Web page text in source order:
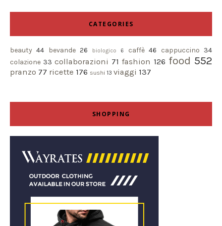
CATEGORIES
beauty 44 bevande 26 biologico 6 caffè 46 cappuccino 34
colazione 33 collaborazioni 71 fashion 126 food 552
pranzo 77 ricette 176 sushi 13 viaggi 137
SHOPPING